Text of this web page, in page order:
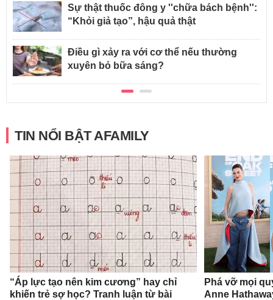
Sự thật thuốc đông y ''chữa bách bệnh'':
“Khỏi giả tạo”, hậu quả thật
Điều gì xảy ra với cơ thể nếu thường
xuyên bỏ bữa sáng?
TIN NỔI BẬT AFAMILY
“Áp lực tạo nên kim cương” hay chỉ
khiến trẻ sợ học? Tranh luận từ bài
Phá vỡ mọi
Anne